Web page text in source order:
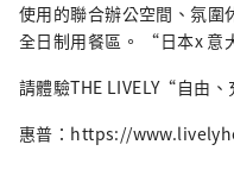
使用的聯合辦公空間、氛圍
全日制用餐區。 “日本x 意
請體驗THE LIVELY“自由
惠普：https://